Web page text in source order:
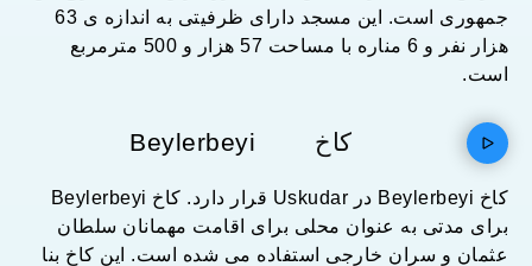
جمهوری است. این مسجد دارای ظرفیتی به اندازه ی 63
هزار نفر و 6 مناره با مساحت 57 هزار و 500 مترمربع
است.
کاخ Beylerbeyi
کاخ Beylerbeyi در Uskudar قرار دارد. کاخ Beylerbeyi
برای مدتی به عنوان محلی برای اقامت مهمانان سلطان
عثمان و سران خارجی استفاده می شده است. این کاخ بنا